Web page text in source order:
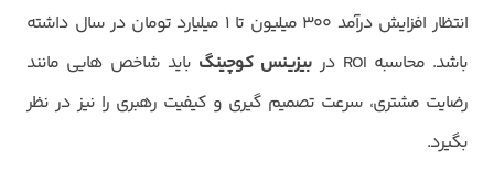
انتظار افزایش درآمد ۳۰۰ میلیون تا ۱ میلیارد تومان در سال داشته
باشد. محاسبه ROI در
بیزینس کوچینگ باید شاخص هایی مانند
رضایت مشتری، سرعت تصمیم گیری و کیفیت رهبری را نیز در نظر
بگیرد.